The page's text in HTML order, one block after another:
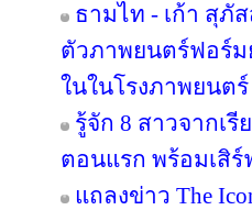
ธามไท - เก้า สุภั
ตัวภาพยนตร์ฟอร์ม
ในในโรงภาพยนต
รู้จัก 8 สาวจากเ
ตอนแรก พร้อมเสิ
แถลงข่าว The